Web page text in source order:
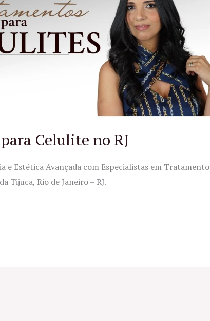
Celulite no RJ
e Estética Avançada com Especialistas em Tratamento
Tijuca, Rio de Janeiro – RJ.